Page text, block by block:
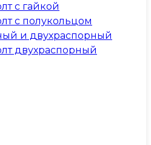
с гайкой
с полукольцом
и двухраспорный
двухраспорный